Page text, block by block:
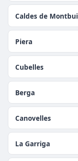
Caldes de Montbui
Piera
Cubelles
Berga
Canovelles
La Garriga